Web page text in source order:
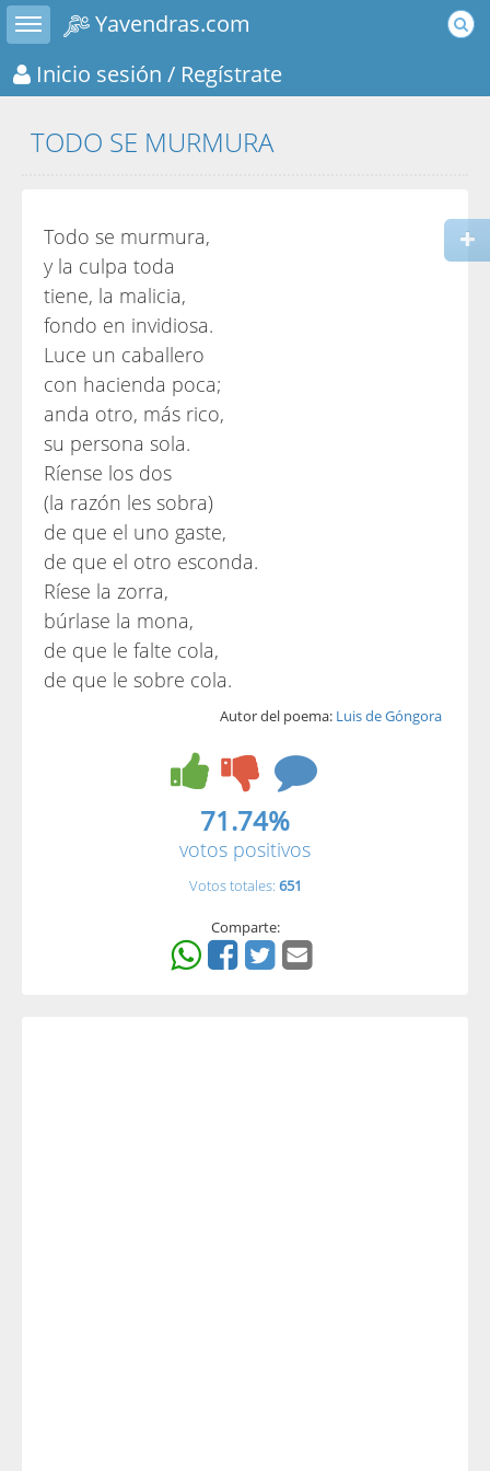
Toggle sidebar
Yavendras.com
Inicio sesión / Regístrate
TODO SE MURMURA
Todo se murmura,
y la culpa toda
tiene, la malicia,
fondo en invidiosa.
Luce un caballero
con hacienda poca;
anda otro, más rico,
su persona sola.
Ríense los dos
(la razón les sobra)
de que el uno gaste,
de que el otro esconda.
Ríese la zorra,
búrlase la mona,
de que le falte cola,
de que le sobre cola.
Autor del poema: Luis de Góngora
71.74%
votos positivos
Votos totales: 651
Comparte: